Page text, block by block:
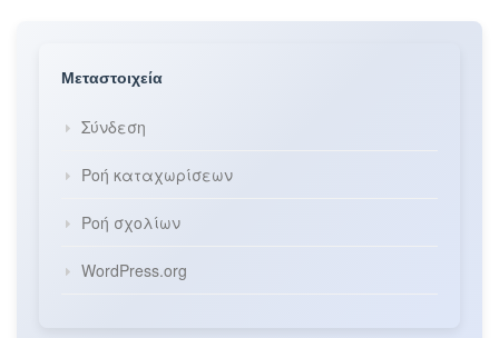
Μεταστοιχεία
Σύνδεση
Ροή καταχωρίσεων
Ροή σχολίων
WordPress.org